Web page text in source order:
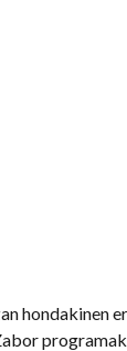
hondakinen